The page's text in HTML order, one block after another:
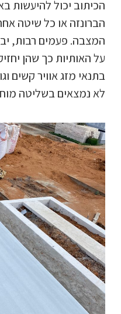
הכיתוב יכול
הברונזה או כל שיטה
המצבה. פעמים רבות,
על האותיות כך שהן
בתנאי מזג אוויר קשים
לא נמצאים בשליטה